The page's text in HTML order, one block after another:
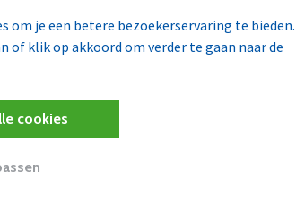
om je een betere bezoekerservaring te bieden.
of klik op akkoord om verder te gaan naar de
cookies